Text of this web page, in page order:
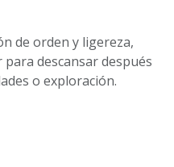
de orden y ligereza,
descansar después
o exploración.